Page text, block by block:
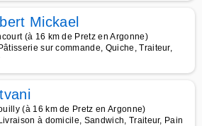
Mickael
(à 16 km de Pretz en Argonne)
sur commande, Quiche, Traiteur,
(à 16 km de Pretz en Argonne)
à domicile, Sandwich, Traiteur, Pain